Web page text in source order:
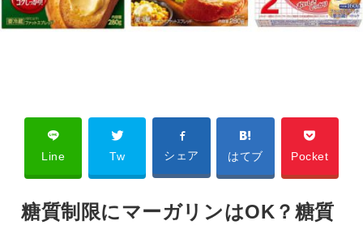
Line Tw シェア はてブ Pocket
糖質制限にマーガリンはOK？糖質